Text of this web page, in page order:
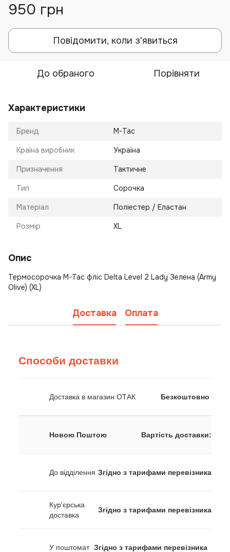
950 грн
Повідомити, коли з'явиться
До обраного Порівняти
Характеристики
Бренд M-Tac
Країна виробник Україна
Призначення Тактичне
Тип Сорочка
Матеріал Поліестер / Еластан
Розмір XL
Опис
Термосорочка M-Tac фліс Delta Level 2 Lady Зелена (Army
Olive) (XL)
Доставка Оплата
Способи доставки
Доставка в магазин ОТАК Безкоштовно
Новою Поштою Вартість доставки:
До відділення Згідно з тарифами перевізника
Кур'єрська
доставка
Згідно з тарифами перевізника
У поштомат Згідно з тарифами перевізника